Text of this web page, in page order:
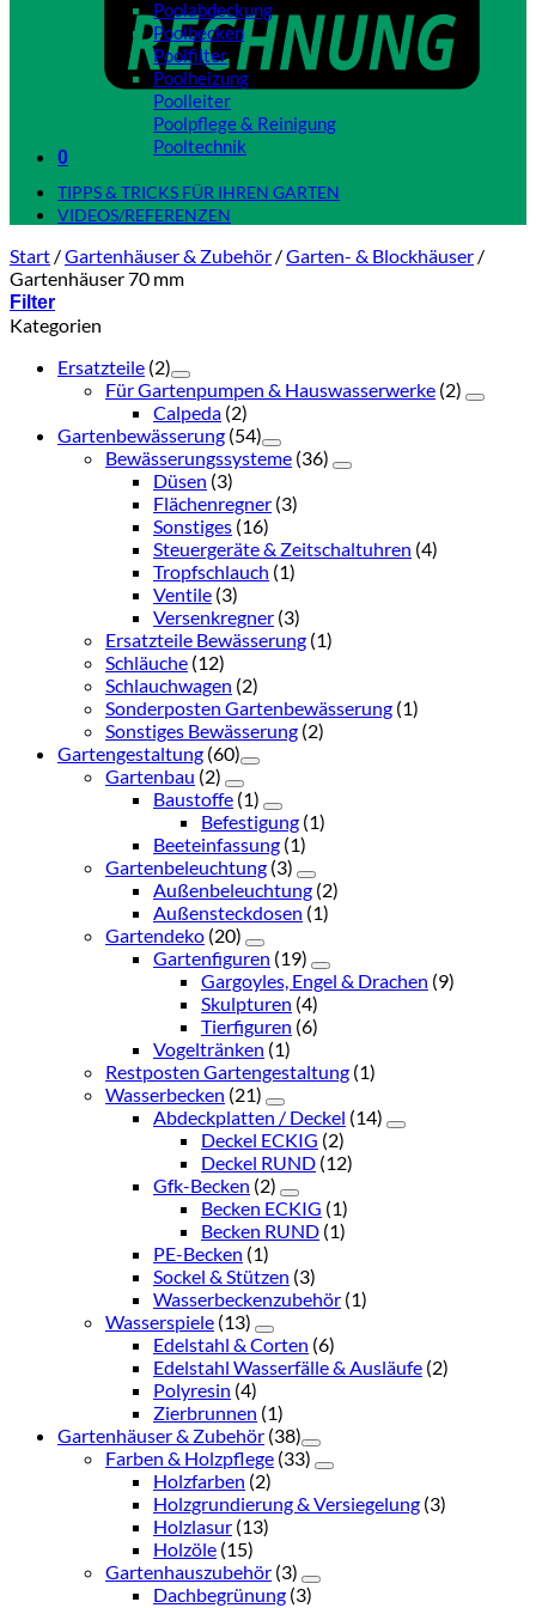
0
Poolabdeckung
Poolbecken
Poolfilter
Poolheizung
Poolleiter
Poolpflege & Reinigung
Pooltechnik
TIPPS & TRICKS FÜR IHREN GARTEN
VIDEOS/REFERENZEN
Start /Gartenhäuser & Zubehör /Garten- & Blockhäuser /
Gartenhäuser 70 mm
Filter
Kategorien
Ersatzteile (2)
Für Gartenpumpen & Hauswasserwerke (2)
Calpeda (2)
Gartenbewässerung (54)
Bewässerungssysteme (36)
Düsen (3)
Flächenregner (3)
Sonstiges (16)
Steuergeräte & Zeitschaltuhren (4)
Tropfschlauch (1)
Ventile (3)
Versenkregner (3)
Ersatzteile Bewässerung (1)
Schläuche (12)
Schlauchwagen (2)
Sonderposten Gartenbewässerung (1)
Sonstiges Bewässerung (2)
Gartengestaltung (60)
Gartenbau (2)
Baustoffe (1)
Befestigung (1)
Beeteinfassung (1)
Gartenbeleuchtung (3)
Außenbeleuchtung (2)
Außensteckdosen (1)
Gartendeko (20)
Gartenfiguren (19)
Gargoyles, Engel & Drachen (9)
Skulpturen (4)
Tierfiguren (6)
Vogeltränken (1)
Restposten Gartengestaltung (1)
Wasserbecken (21)
Abdeckplatten / Deckel (14)
Deckel ECKIG (2)
Deckel RUND (12)
Gfk-Becken (2)
Becken ECKIG (1)
Becken RUND (1)
PE-Becken (1)
Sockel & Stützen (3)
Wasserbeckenzubehör (1)
Wasserspiele (13)
Edelstahl & Corten (6)
Edelstahl Wasserfälle & Ausläufe (2)
Polyresin (4)
Zierbrunnen (1)
Gartenhäuser & Zubehör (38)
Farben & Holzpflege (33)
Holzfarben (2)
Holzgrundierung & Versiegelung (3)
Holzlasur (13)
Holzöle (15)
Gartenhauszubehör (3)
Dachbegrünung (3)